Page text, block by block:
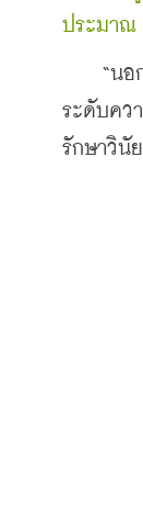
ประมาณ
“นอกจ
ระดับคว
รักษาวินั